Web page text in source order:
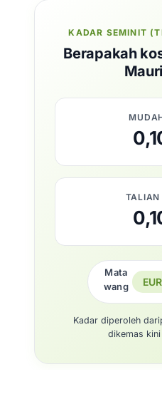
KADAR SEMINIT
Berapakah
TALIAN
Mata
wang
Kadar diperoleh
dikemas